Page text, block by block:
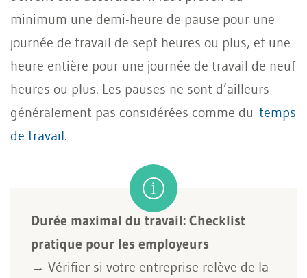
minimum une demi-heure de pause pour une
journée de travail de sept heures ou plus, et une
heure entière pour une journée de travail de neuf
heures ou plus. Les pauses ne sont d’ailleurs
généralement pas considérées comme du temps
de travail.
Durée maximal du travail: Checklist
pratique pour les employeurs
→ Vérifier si votre entreprise relève de la